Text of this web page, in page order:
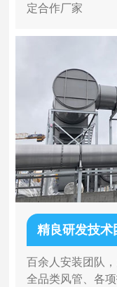
定合作厂家
精良研发技术
百余人安装团队
全品类风管、各项